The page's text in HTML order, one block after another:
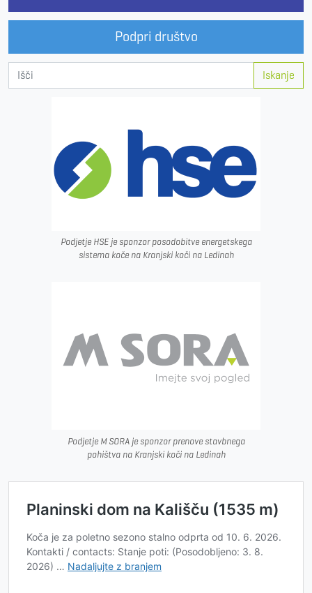
Podpri društvo
Iskanje
Podjetje HSE je sponzor posodobitve energetskega
sistema koče na Kranjski koči na Ledinah
Podjetje M SORA je sponzor prenove stavbnega
pohištva na Kranjski koči na Ledinah